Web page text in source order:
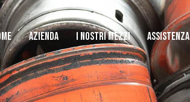
AZIENDA I NOSTRI MEZZI ASSISTENZA